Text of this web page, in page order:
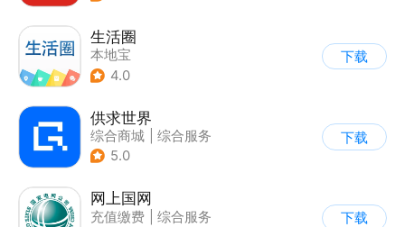
生活圈
本地宝
4.0
下载
供求世界
综合商城
综合服务
5.0
下载
网上国网
充值缴费
综合服务
下载